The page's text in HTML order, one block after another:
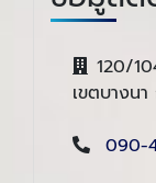
120/
เขตบางน
090-